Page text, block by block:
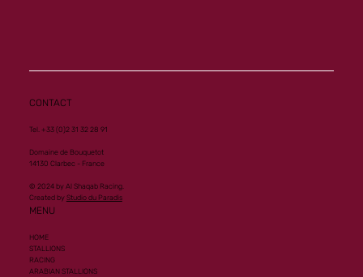
CONTACT
Tel. +33 (0)2 31 32 28 91
Domaine de Bouquetot
14130 Clarbec - France
© 2024 by Al Shaqab Racing.
Created by Studio du Paradis
MENU
HOME
STALLIONS
RACING
ARABIAN STALLIONS